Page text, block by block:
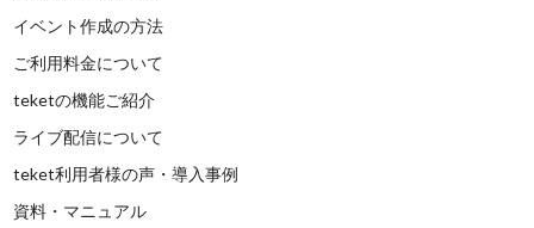
イベント作成の方法
ご利用料金について
teketの機能ご紹介
ライブ配信について
teket利用者様の声・導入事例
資料・マニュアル